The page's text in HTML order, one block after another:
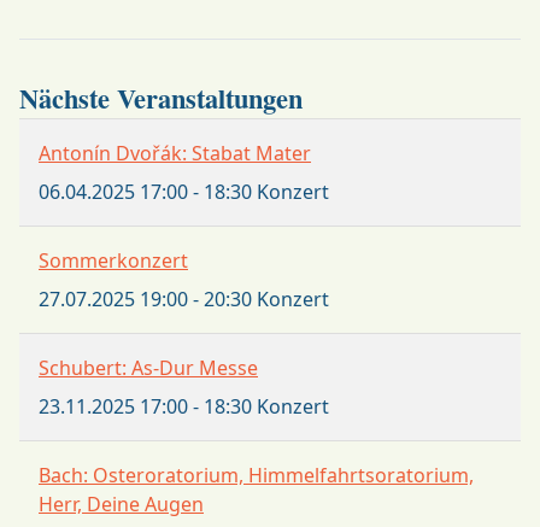
Nächste Veranstaltungen
Antonín Dvořák: Stabat Mater
06.04.2025 17:00- 18:30 Konzert
Sommerkonzert
27.07.2025 19:00-20:30 Konzert
Schubert: As-Dur Messe
23.11.2025 17:00- 18:30 Konzert
Bach: Osteroratorium, Himmelfahrtsoratorium,
Herr, Deine Augen